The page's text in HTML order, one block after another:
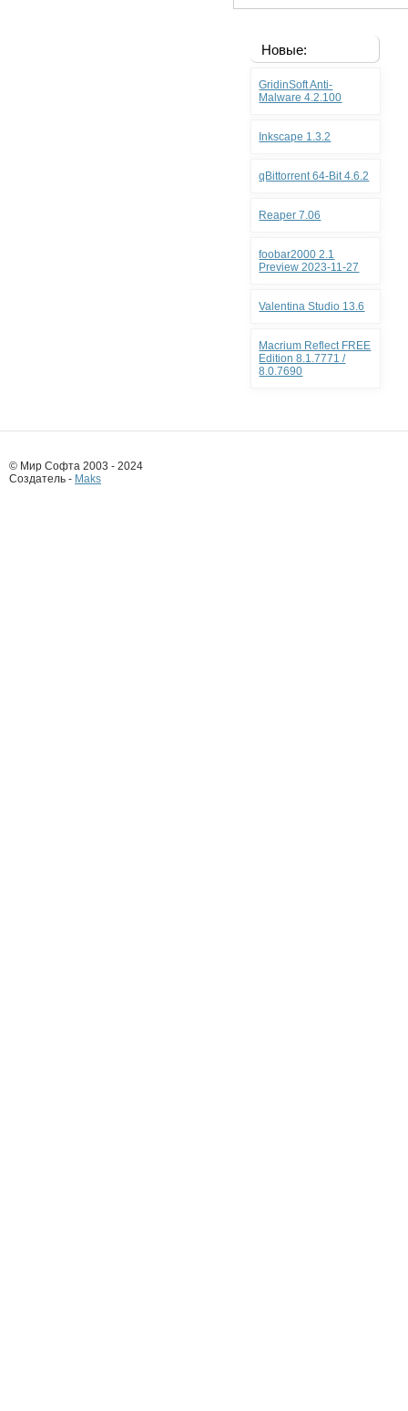
Новые:
GridinSoft Anti-
Malware 4.2.100
Inkscape 1.3.2
qBittorrent 64-Bit 4.6.2
Reaper 7.06
foobar2000 2.1
Preview 2023-11-27
Valentina Studio 13.6
Macrium Reflect FREE
Edition 8.1.7771 /
8.0.7690
© Мир Софта 2003 - 2024
Создатель - Maks